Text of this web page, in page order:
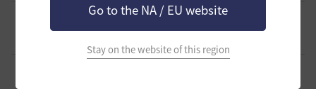
Go to the NA / EU website
Stay on the website of this region
覚醒メグ スキル紹介＆簡易コンボ集 Vol.2 覚醒武器編
さすらいの旅人